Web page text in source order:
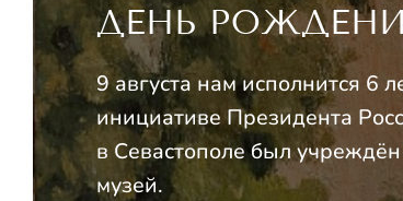
ДЕНЬ
9 августа нам исполнится 6
инициативе Президента
в Севастополе был
музей.